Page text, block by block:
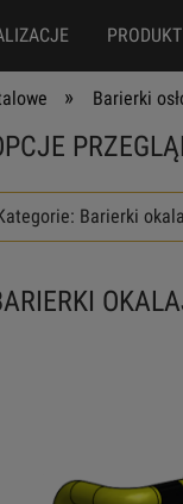
» Barierki
Barierki